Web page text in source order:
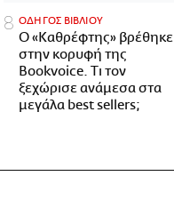
ΟΔΗΓΟΣ ΒΙΒΛΙΟΥ
Ο «Καθρέφτης» βρέθηκε
στην κορυφή της
Bookvoice. Τι τον
ξεχώρισε ανάμεσα στα
μεγάλα best sellers;